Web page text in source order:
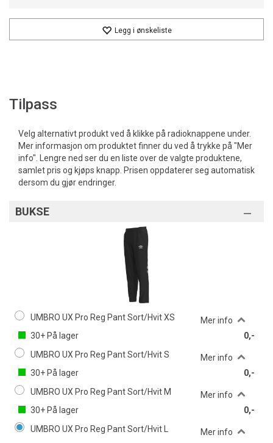
Legg i ønskeliste
Tilpass
Velg alternativt produkt ved å klikke på radioknappene under.
Mer informasjon om produktet finner du ved å trykke på "Mer
info". Lengre ned ser du en liste over de valgte produktene,
samlet pris og kjøps knapp. Prisen oppdaterer seg automatisk
dersom du gjør endringer.
BUKSE
UMBRO UX Pro Reg Pant Sort/Hvit XS
Mer info
30+ På lager
0,-
UMBRO UX Pro Reg Pant Sort/Hvit S
Mer info
30+ På lager
0,-
UMBRO UX Pro Reg Pant Sort/Hvit M
Mer info
30+ På lager
0,-
UMBRO UX Pro Reg Pant Sort/Hvit L
Mer info